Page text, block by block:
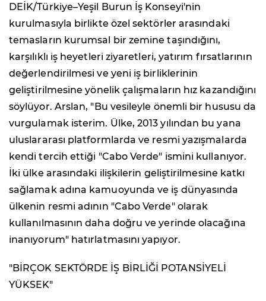
DEİK/Türkiye–Yeşil Burun İş Konseyi'nin
kurulmasıyla birlikte özel sektörler arasındaki
temasların kurumsal bir zemine taşındığını,
karşılıklı iş heyetleri ziyaretleri, yatırım fırsatlarının
değerlendirilmesi ve yeni iş birliklerinin
geliştirilmesine yönelik çalışmaların hız kazandığını
söylüyor. Arslan, "Bu vesileyle önemli bir hususu da
vurgulamak isterim. Ülke, 2013 yılından bu yana
uluslararası platformlarda ve resmi yazışmalarda
kendi tercih ettiği "Cabo Verde" ismini kullanıyor.
İki ülke arasındaki ilişkilerin geliştirilmesine katkı
sağlamak adına kamuoyunda ve iş dünyasında
ülkenin resmi adının "Cabo Verde" olarak
kullanılmasının daha doğru ve yerinde olacağına
inanıyorum" hatırlatmasını yapıyor.
"BİRÇOK SEKTÖRDE İŞ BİRLİĞİ POTANSİYELİ
YÜKSEK"